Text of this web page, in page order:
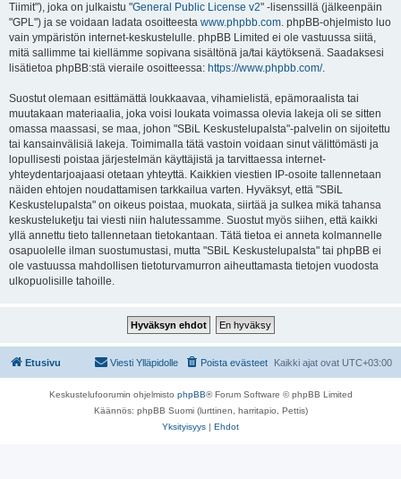
Tiimit"), joka on julkaistu "General Public License v2" -lisenssillä (jälkeenpäin
"GPL") ja se voidaan ladata osoitteesta www.phpbb.com. phpBB-ohjelmisto luo
vain ympäristön internet-keskustelulle. phpBB Limited ei ole vastuussa siitä,
mitä sallimme tai kiellämme sopivana sisältönä ja/tai käytöksenä. Saadaksesi
lisätietoa phpBB:stä vieraile osoitteessa: https://www.phpbb.com/.
Suostut olemaan esittämättä loukkaavaa, vihamielistä, epämoraalista tai
muutakaan materiaalia, joka voisi loukata voimassa olevia lakeja oli se sitten
omassa maassasi, se maa, johon "SBiL Keskustelupalsta"-palvelin on sijoitettu
tai kansainvälisiä lakeja. Toimimalla tätä vastoin voidaan sinut välittömästi ja
lopullisesti poistaa järjestelmän käyttäjistä ja tarvittaessa internet-
yhteydentarjoajaasi otetaan yhteyttä. Kaikkien viestien IP-osoite tallennetaan
näiden ehtojen noudattamisen tarkkailua varten. Hyväksyt, että "SBiL
Keskustelupalsta" on oikeus poistaa, muokata, siirtää ja sulkea mikä tahansa
keskusteluketju tai viesti niin halutessamme. Suostut myös siihen, että kaikki
yllä annettu tieto tallennetaan tietokantaan. Tätä tietoa ei anneta kolmannelle
osapuolelle ilman suostumustasi, mutta "SBiL Keskustelupalsta" tai phpBB ei
ole vastuussa mahdollisen tietoturvamurron aiheuttamasta tietojen vuodosta
ulkopuolisille tahoille.
Etusivu Kaikki ajat ovat UTC+03:00
Poista evästeet
Viesti Ylläpidolle
Keskustelufoorumin ohjelmisto phpBB® Forum Software © phpBB Limited
Käännös: phpBB Suomi (lurttinen, harritapio, Pettis)
Yksityisyys | Ehdot